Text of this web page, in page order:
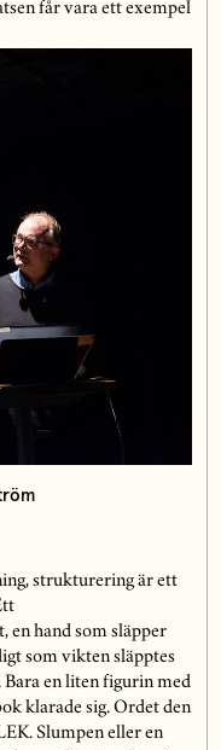
får vara ett exempel
strukturering är ett
hand som släpper
som vikten släpptes
Bara en liten figurin med
klarade sig. Ordet den
Slumpen eller en